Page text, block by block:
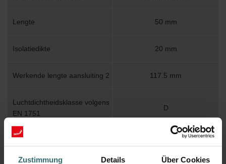
Zustimmung Details Über Cookies
Lengte 50 mm
Isolatiedikte 20 mm
Werkende lengte aansluiting 2 117.5 mm
Luchtdichtheidsklasse volgens
EN 1751
D
Nom. kanaaldiameter
90 mm